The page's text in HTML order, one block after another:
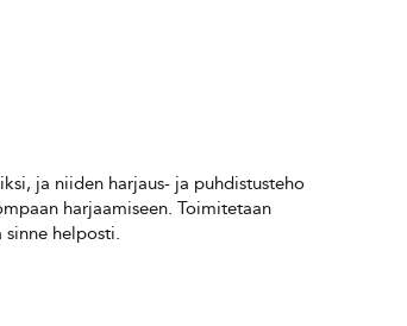
ja niiden harjaus- ja puhdistusteho
harjaamiseen. Toimitetaan
helposti.